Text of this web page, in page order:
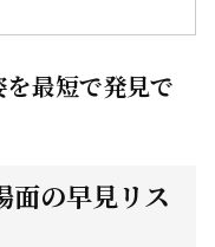
最短で発見で
面の早見リス